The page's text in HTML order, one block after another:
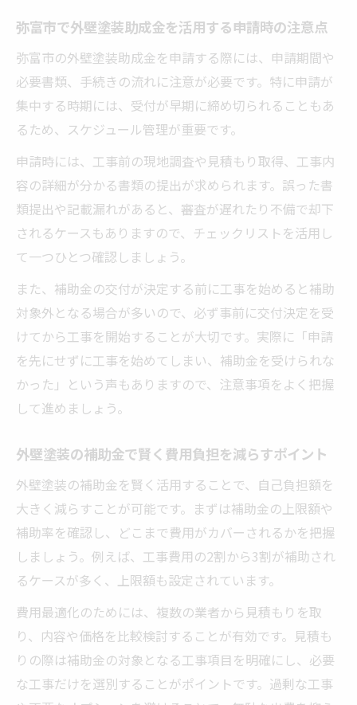
リフォーム補助金で外壁塗装の品質もアッ
プ
外壁塗装補助金の最新支援内容を徹底解説
外壁塗装補助金の2025年最新動向を追うポ
愛知県の外壁塗装支援策と弥富市最新情報
外壁塗装補助金の今後のトレンドを予測す
る
外壁塗装助成金の新規受付や終了時期の確
外壁塗装補助金の対象拡大や変更点に注意
助成金活用で一軒家の維持負担を軽減する方法
外壁塗装補助金で一軒家の維持費を抑える
秘訣
助成金利用で家計にやさしい外壁塗装を実
外壁塗装の長期的な費用負担軽減策を考え
る
補助金活用で外壁塗装のメンテナンス周期
を最適化
外壁塗装助成金と他支援策の賢い併用方法
弥富市で外壁塗装助成金を活用する申請時の注意点
弥富市の外壁塗装助成金を申請する際には、申請期間や
必要書類、手続きの流れに注意が必要です。特に申請が
集中する時期には、受付が早期に締め切られることもあ
るため、スケジュール管理が重要です。
申請時には、工事前の現地調査や見積もり取得、工事内
容の詳細が分かる書類の提出が求められます。誤った書
類提出や記載漏れがあると、審査が遅れたり不備で却下
されるケースもありますので、チェックリストを活用し
て一つひとつ確認しましょう。
また、補助金の交付が決定する前に工事を始めると補助
対象外となる場合が多いので、必ず事前に交付決定を受
けてから工事を開始することが大切です。実際に「申請
を先にせずに工事を始めてしまい、補助金を受けられな
かった」という声もありますので、注意事項をよく把握
して進めましょう。
外壁塗装の補助金で賢く費用負担を減らすポイント
外壁塗装の補助金を賢く活用することで、自己負担額を
大きく減らすことが可能です。まずは補助金の上限額や
補助率を確認し、どこまで費用がカバーされるかを把握
しましょう。例えば、工事費用の2割から3割が補助され
るケースが多く、上限額も設定されています。
費用最適化のためには、複数の業者から見積もりを取
り、内容や価格を比較検討することが有効です。見積も
りの際は補助金の対象となる工事項目を明確にし、必要
な工事だけを選別することがポイントです。過剰な工事